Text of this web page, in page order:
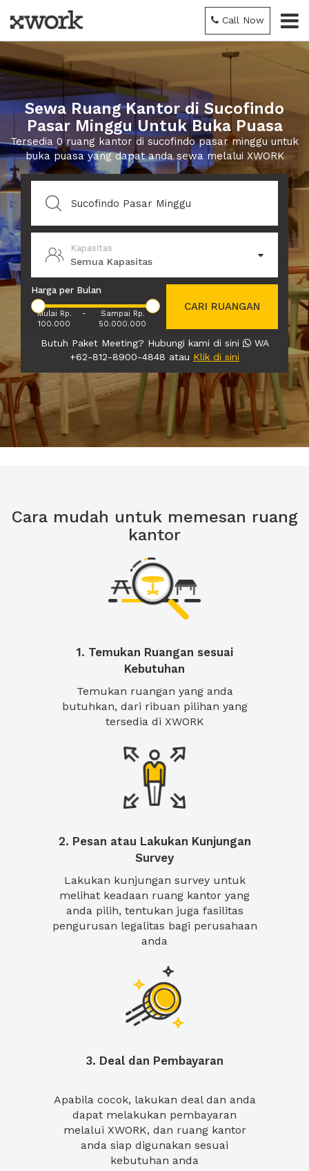
Call Now
Sewa Ruang Kantor di Sucofindo
Pasar Minggu Untuk Buka Puasa
Tersedia 0 ruang kantor di sucofindo pasar minggu untuk
buka puasa yang dapat anda sewa melalui XWORK
Kapasitas
Semua Kapasitas
Harga per Bulan
Mulai Rp.
100.000
-
Sampai Rp.
50.000.000
CARI RUANGAN
Butuh Paket Meeting? Hubungi kami di sini
WA
+62-812-8900-4848 atau Klik di sini
Cara mudah untuk memesan ruang
kantor
1. Temukan Ruangan sesuai
Kebutuhan
Temukan ruangan yang anda
butuhkan, dari ribuan pilihan yang
tersedia di XWORK
2. Pesan atau Lakukan Kunjungan
Survey
Lakukan kunjungan survey untuk
melihat keadaan ruang kantor yang
anda pilih, tentukan juga fasilitas
pengurusan legalitas bagi perusahaan
anda
3. Deal dan Pembayaran
Apabila cocok, lakukan deal dan anda
dapat melakukan pembayaran
melalui XWORK, dan ruang kantor
anda siap digunakan sesuai
kebutuhan anda